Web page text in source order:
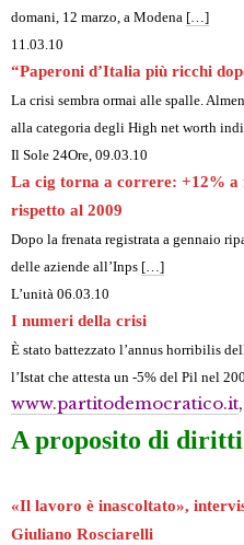
domani, 12 marzo, a Modena […]
11.03.10
“Paperoni d’Italia più ricchi
La crisi sembra ormai alle spalle.
alla categoria degli High net worth
Il Sole 24Ore, 09.03.10
La cig torna a correre: +12% a
rispetto al 2009
Dopo la frenata registrata a gennaio
delle aziende all’Inps […]
L’unità 06.03.10
I numeri della crisi
È stato battezzato l’annus horribilis
l’Istat che attesta un -5% del Pil nel
www.partitodemocratico.it
A proposito di
«Il lavoro è inascoltato»,
Giuliano Rosciarelli